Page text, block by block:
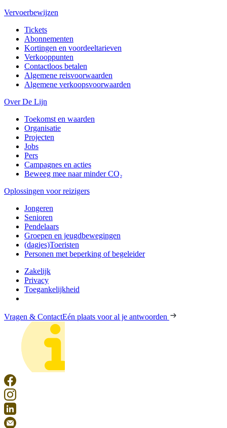
Vervoerbewijzen
Tickets
Abonnementen
Kortingen en voordeeltarieven
Verkooppunten
Contactloos betalen
Algemene reisvoorwaarden
Algemene verkoopsvoorwaarden
Over De Lijn
Toekomst en waarden
Organisatie
Projecten
Jobs
Pers
Campagnes en acties
Beweeg mee naar minder CO₂
Oplossingen voor reizigers
Jongeren
Senioren
Pendelaars
Groepen en jeugdbewegingen
(dagjes)Toeristen
Personen met beperking of begeleider
Zakelijk
Privacy
Toegankelijkheid
Vragen & ContactEén plaats voor al je antwoorden